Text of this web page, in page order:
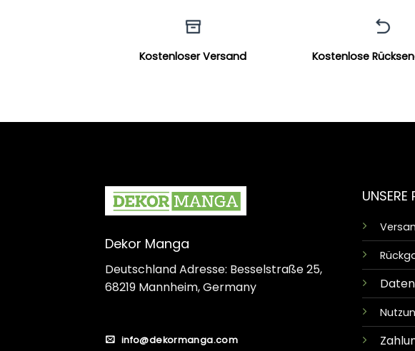
Kostenloser Versand Kostenlose
Dekor Manga
Deutschland Adresse: Besselstraße 25,
68219 Mannheim, Germany
info@dekormanga.com
UNSERE